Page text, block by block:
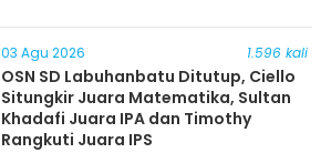
03 Agu 2026 1.596 kali
OSN SD Labuhanbatu Ditutup, Ciello
Situngkir Juara Matematika, Sultan
Khadafi Juara IPA dan Timothy
Rangkuti Juara IPS